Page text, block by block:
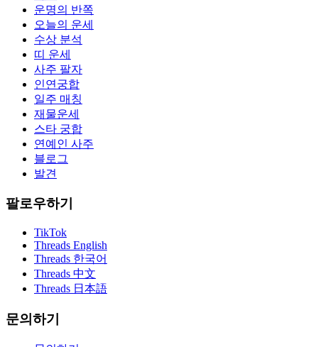
운명의 반쪽
오늘의 운세
수상 분석
띠 운세
사주 팔자
인연궁합
일주 매칭
재물운세
스타 궁합
연예인 사주
블로그
발견
팔로우하기
TikTok
Threads English
Threads 한국어
Threads 中文
Threads 日本語
문의하기